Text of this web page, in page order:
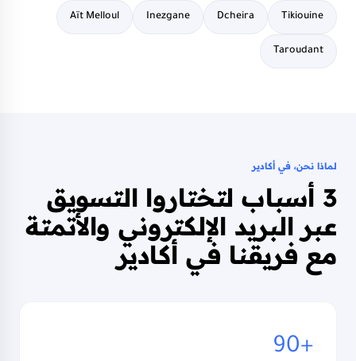
Tikiouine
Dcheira
Inezgane
Aït Melloul
Taroudant
لماذا نحن، في أكادير
3 أسباب لتختاروا التسويق
عبر البريد الإلكتروني والأتمتة
مع فريقنا في أكادير
90+